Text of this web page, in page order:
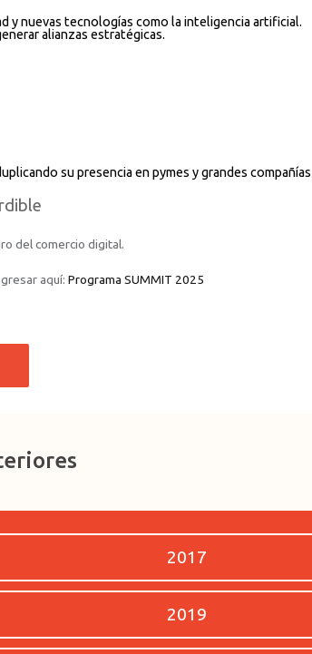
y nuevas tecnologías como la inteligencia artificial.
alianzas estratégicas.
su presencia en pymes y grandes
del comercio digital.
aquí: Programa SUMMIT 2025
2017
2019